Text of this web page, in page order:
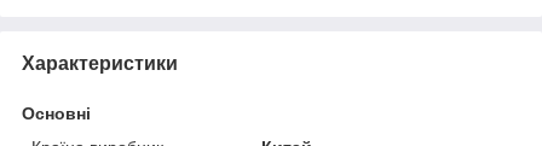
Характеристики
Основні